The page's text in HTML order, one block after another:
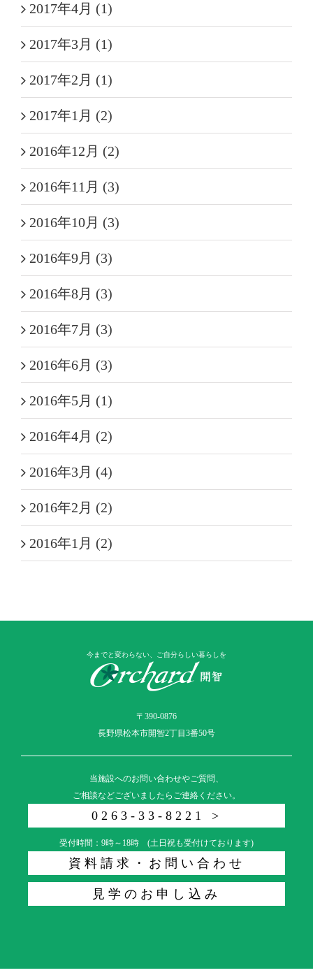
2017年4月 (1)
2017年3月 (1)
2017年2月 (1)
2017年1月 (2)
2016年12月 (2)
2016年11月 (3)
2016年10月 (3)
2016年9月 (3)
2016年8月 (3)
2016年7月 (3)
2016年6月 (3)
2016年5月 (1)
2016年4月 (2)
2016年3月 (4)
2016年2月 (2)
2016年1月 (2)
今までと変わらない、ご自分らしい暮らしを
〒390-0876
長野県松本市開智2丁目3番50号
当施設へのお問い合わせやご質問、
ご相談などございましたらご連絡ください。
0263-33-8221 >
受付時間：9時～18時 (土日祝も受付けております)
資料請求・お問い合わせ
見学のお申し込み